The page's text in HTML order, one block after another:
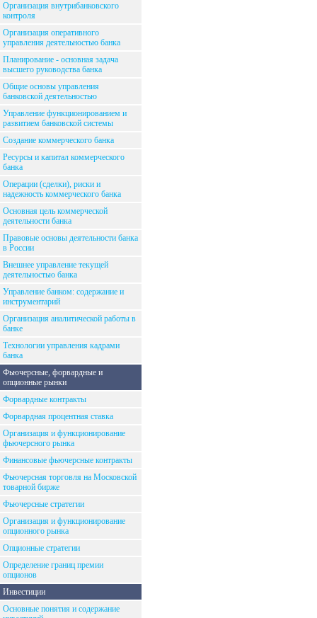
Организация внутрибанковского
контроля
Организация оперативного
управления деятельностью банка
Планирование - основная задача
высшего руководства банка
Общие основы управления
банковской деятельностью
Управление функционированием и
развитием банковской системы
Создание коммерческого банка
Ресурсы и капитал коммерческого
банка
Операции (сделки), риски и
надежность коммерческого банка
Основная цель коммерческой
деятельности банка
Правовые основы деятельности банка
в России
Внешнее управление текущей
деятельностью банка
Управление банком: содержание и
инструментарий
Организация аналитической работы в
банке
Технологии управления кадрами
банка
Фьючерсные, форвардные и
опционные рынки
Форвардные контракты
Форвардная процентная ставка
Организация и функционирование
фьючерсного рынка
Финансовые фьючерсные контракты
Фьючерсная торговля на Московской
товарной бирже
Фьючерсные стратегии
Организация и функционирование
опционного рынка
Опционные стратегии
Определение границ премии
опционов
Инвестиции
Основные понятия и содержание